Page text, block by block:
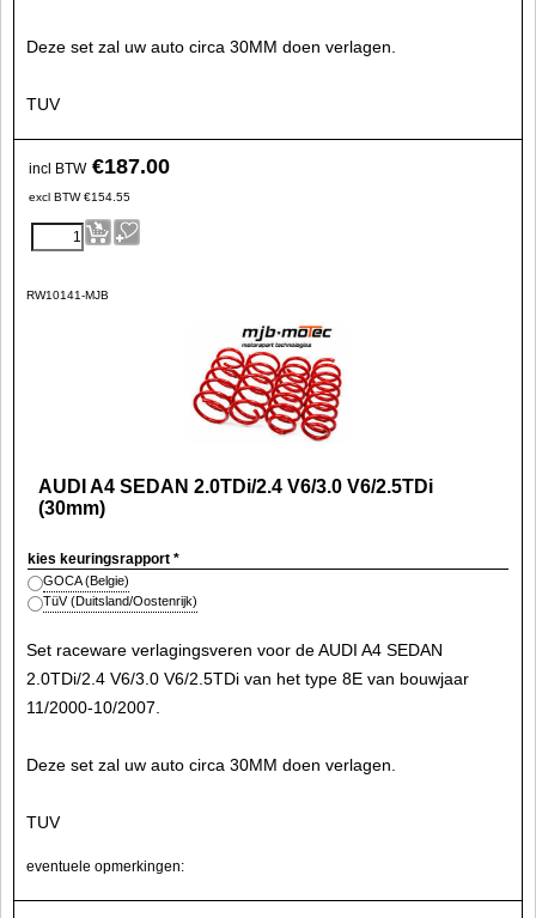
Deze set zal uw auto circa 30MM doen verlagen.
TUV
incl BTW €187.00
excl BTW €154.55
RW10141-MJB
AUDI A4 SEDAN 2.0TDi/2.4 V6/3.0 V6/2.5TDi
(30mm)
kies keuringsrapport *
GOCA (Belgie)
TüV (Duitsland/Oostenrijk)
Set raceware verlagingsveren voor de AUDI A4 SEDAN
2.0TDi/2.4 V6/3.0 V6/2.5TDi van het type 8E van bouwjaar
11/2000-10/2007.
Deze set zal uw auto circa 30MM doen verlagen.
TUV
eventuele opmerkingen: